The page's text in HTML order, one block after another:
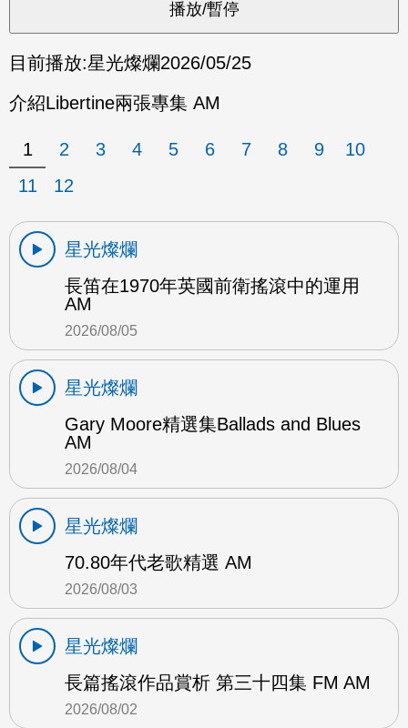
目前播放:星光燦爛2026/05/25
介紹Libertine兩張專集 AM
1 2 3 4 5 6 7 8 9
10
11
12
星光燦爛
長笛在1970年英國前衛搖滾中的運用
AM
2026/08/05
星光燦爛
Gary Moore精選集Ballads and Blues
AM
2026/08/04
星光燦爛
70.80年代老歌精選 AM
2026/08/03
星光燦爛
長篇搖滾作品賞析 第三十四集 FM AM
2026/08/02